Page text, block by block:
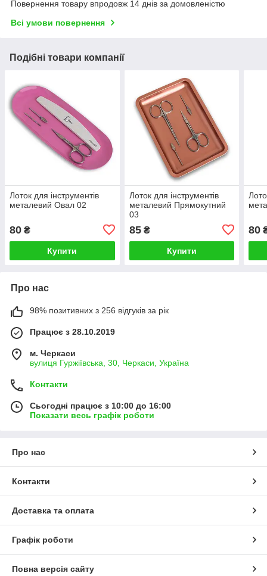
Повернення товару впродовж 14 днів за домовленістю
Всі умови повернення
Подібні товари компанії
Лоток для інструментів
металевий Овал 02
80 ₴
Купити
Лоток для інструментів
металевий Прямокутний
03
85₴
Купити
80
Про нас
98% позитивних з 256 відгуків за рік
Працює з 28.10.2019
м. Черкаси
вулиця Гуржіївська, 30, Черкаси, Україна
Контакти
Сьогодні працює з 10:00 до 16:00
Показати весь графік роботи
Про нас
Контакти
Доставка та оплата
Графік роботи
Повна версія сайту